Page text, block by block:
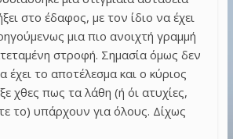
στο έδαφος, με τον ίδιο να έχει
μια πιο ανοιχτή γραμμή
στροφή. Σημασία όμως δεν
έχει το αποτέλεσμα και ο κύριος
χθες πως τα λάθη (ή όι ατυχίες,
το) υπάρχουν για όλους. Δίχως